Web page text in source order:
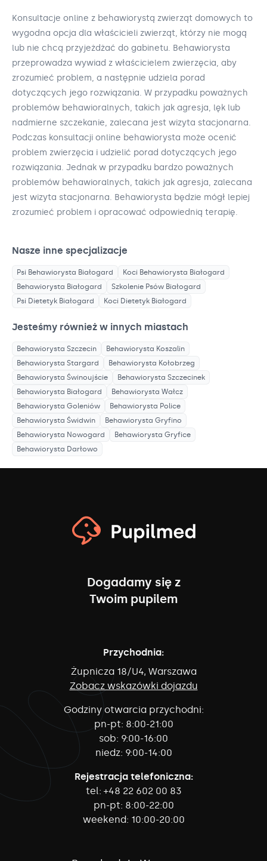
Konsultacje online z behawiorystą zwierząt domowych to
wygodna opcja dla właścicieli zwierząt, którzy nie mogą
lub nie chcą przyjeżdżać do gabinetu. Behawiorysta
przeprowadza wywiad z właścicielem zwierzęcia, aby
zrozumieć problem, a następnie udziela porad
dotyczących jego rozwiązania. W przypadku poważnych
problemów behawioralnych, takich jak agresja, lęk lub
nadmierne szczekanie, zalecana jest wizyta stacjonarna.
Podczas konsultacji online behawiorysta może ocenić
problem zwierzęcia i udzielić porad dotyczących jego
rozwiązania. Jednak w przypadku bardzo poważnych
problemów behawioralnych, takich jak agresja, zalecana
jest wizyta stacjonarna. Behawiorysta będzie mógł lepiej
zrozumieć problem i opracować odpowiednią terapię.
Nasze inne specjalizacje
Psi Behawiorysta Białogard Koci Behawiorysta Białogard
Behawiorysta Białogard Szkolenie Psów Białogard
Psi Dietetyk Białogard Koci Dietetyk Białogard
Jesteśmy również w innych miastach
Behawiorysta Szczecin Behawiorysta Koszalin
Behawiorysta Stargard Behawiorysta Kołobrzeg
Behawiorysta Świnoujście Behawiorysta Szczecinek
Behawiorysta Białogard Behawiorysta Wałcz
Behawiorysta Goleniów Behawiorysta Police
Behawiorysta Świdwin Behawiorysta Gryfino
Behawiorysta Nowogard Behawiorysta Gryfice
Behawiorysta Darłowo
Dogadamy się z
Twoim pupilem
Przychodnia:
Żupnicza 18/U4, Warszawa
Zobacz wskazówki dojazdu
Godziny otwarcia przychodni:
pn-pt: 8:00-21:00
sob: 9:00-16:00
niedz: 9:00-14:00
Rejestracja telefoniczna:
tel: +48 22 602 00 83
pn-pt: 8:00-22:00
weekend: 10:00-20:00